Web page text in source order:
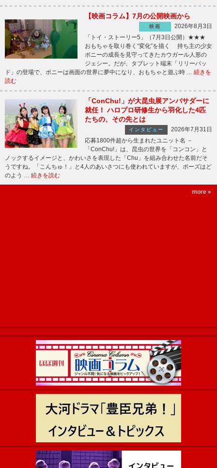
【映画コラム】7月の公開映画から
映画
2026年8月3日
「トイ・ストーリー5」（7月3日公開）★★★
おもちゃを取り巻く“変化”を描く 持ち主の少女
ボニーの成長を見守ってきたカウガール人形の
ジェシー。だが、タブレット端末「リリーパッ
ド」の登場で、ボニーは画面の世界に夢中になり、おもちゃと遊ぶ時 … 続きを
読む
「ConChu!」が大昆虫展アンバサダーに
就任！ ハロプロ研修生から羽化した4匹
たちの、その先とは
インタビュー
2026年7月31日
応募1800件超から生まれたユニット名 －
「ConChu!」は、昆虫の世界を「コンコン」と
ノックするイメージと、かわいさを表現した「Chu」を組み合わせた名前だそ
うですね。「こんちゅ！」と4人のあいさつにも使われていますが、ポーズはど
のよう … 続きを読む
more »